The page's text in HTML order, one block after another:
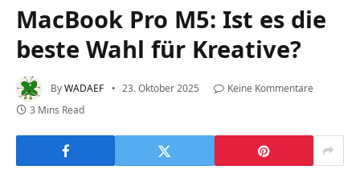
MacBook Pro M5: Ist es die
beste Wahl für Kreative?
ByWADAEF 23. Oktober 2025
Keine Kommentare
3 Mins Read